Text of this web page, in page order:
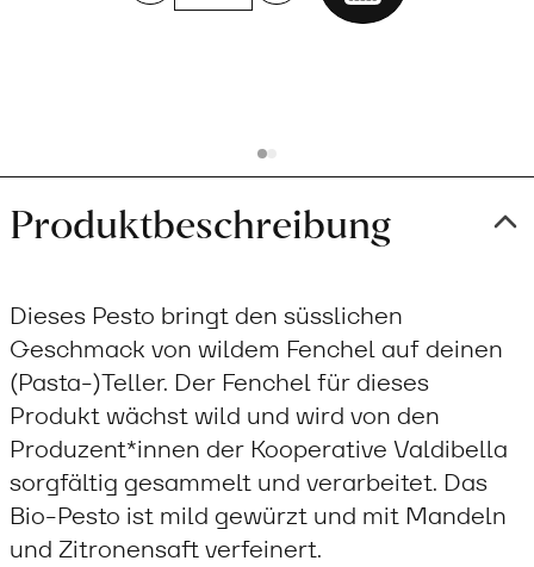
Add
Produktbeschreibung
Dieses Pesto bringt den süsslichen
Geschmack von wildem Fenchel auf deinen
(Pasta-)Teller. Der Fenchel für dieses
Produkt wächst wild und wird von den
Produzent*innen der Kooperative Valdibella
sorgfältig gesammelt und verarbeitet. Das
Bio-Pesto ist mild gewürzt und mit Mandeln
und Zitronensaft verfeinert.